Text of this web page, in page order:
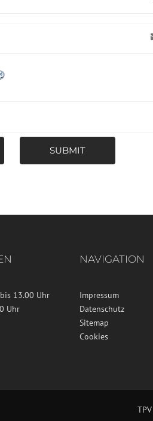
SUBMIT
13.00 Uhr
Uhr
NAVIGATION
Impressum
Datenschutz
Sitemap
Cookies